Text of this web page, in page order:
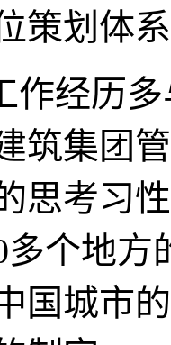
策划体
作经历
筑集团
思考习
多个地方
国城市